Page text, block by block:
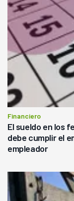
Financiero
El sueldo en los
debe cumplir el
empleador